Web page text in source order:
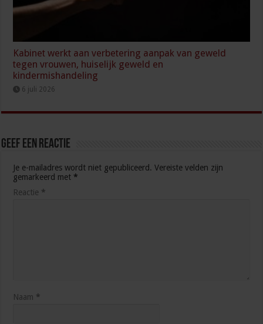
Kabinet werkt aan verbetering aanpak van geweld
tegen vrouwen, huiselijk geweld en
kindermishandeling
6 juli 2026
Geef een reactie
Je e-mailadres wordt niet gepubliceerd. Vereiste velden zijn
gemarkeerd met *
Reactie *
Naam *